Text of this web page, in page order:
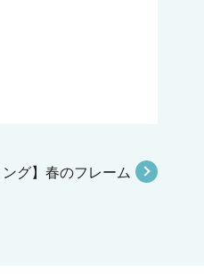
ング】春のフレーム